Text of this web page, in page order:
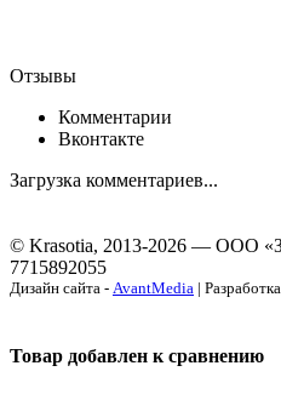
Отзывы
Комментарии
Вконтакте
Загрузка комментариев...
© Krasotia, 2013-2026 — ООО
7715892055
Дизайн сайта - AvantMedia |
Товар добавлен к сравнению